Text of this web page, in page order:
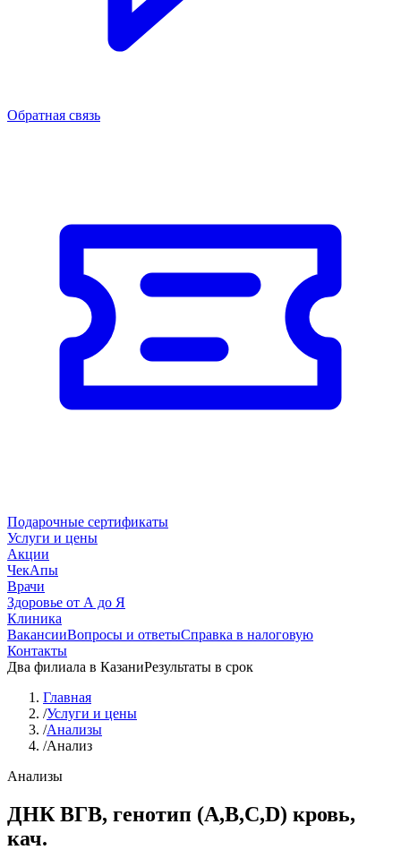
Обратная связь
Подарочные сертификаты
Услуги и цены
Акции
ЧекАпы
Врачи
Здоровье от А до Я
Клиника
ВакансииВопросы и ответыСправка в налоговую
Контакты
Два филиала в КазаниРезультаты в срок
Главная
/Услуги и цены
/Анализы
/Анализ
Анализы
ДНК ВГВ, генотип (A,B,C,D) кровь,
кач.